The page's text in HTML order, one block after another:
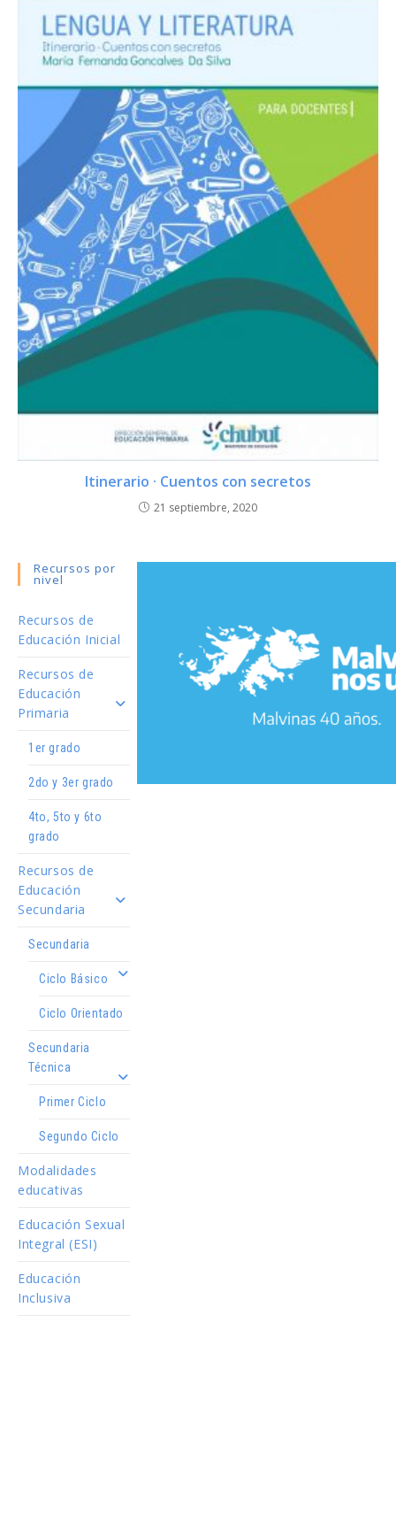
Itinerario · Cuentos con secretos
21 septiembre, 2020
Recursos por
nivel
Recursos de
Educación Inicial
Recursos de
Educación
Primaria
1er grado
2do y 3er grado
4to, 5to y 6to
grado
Recursos de
Educación
Secundaria
Secundaria
Ciclo Básico
Ciclo Orientado
Secundaria
Técnica
Primer Ciclo
Segundo Ciclo
Modalidades
educativas
Educación Sexual
Integral (ESI)
Educación
Inclusiva